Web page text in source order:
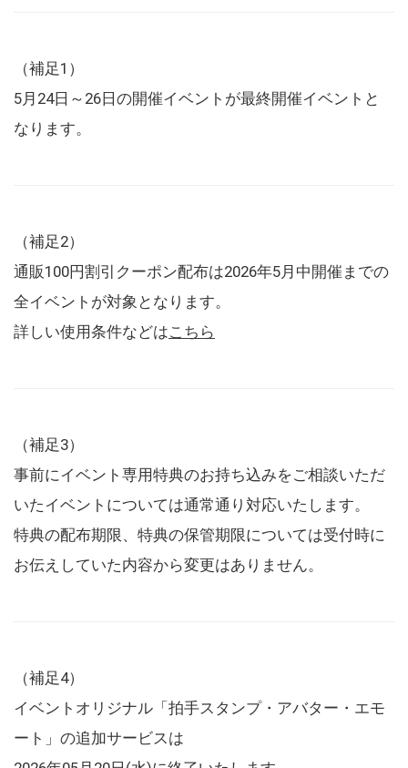
（補足1）
5月24日～26日の開催イベントが最終開催イベントと
なります。
（補足2）
通販100円割引クーポン配布は2026年5月中開催までの
全イベントが対象となります。
詳しい使用条件などはこちら
（補足3）
事前にイベント専用特典のお持ち込みをご相談いただ
いたイベントについては通常通り対応いたします。
特典の配布期限、特典の保管期限については受付時に
お伝えしていた内容から変更はありません。
（補足4）
イベントオリジナル「拍手スタンプ・アバター・エモ
ート」の追加サービスは